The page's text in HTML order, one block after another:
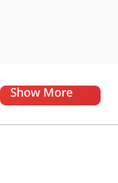
Show More